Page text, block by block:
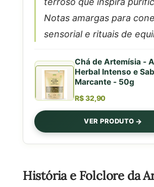
Notas amargas para
sensorial e rituais de
Chá de Artemísia -
Herbal Intenso e
Marcante - 50g
R$ 32,90
VER PRODUTO
História e Folclore da